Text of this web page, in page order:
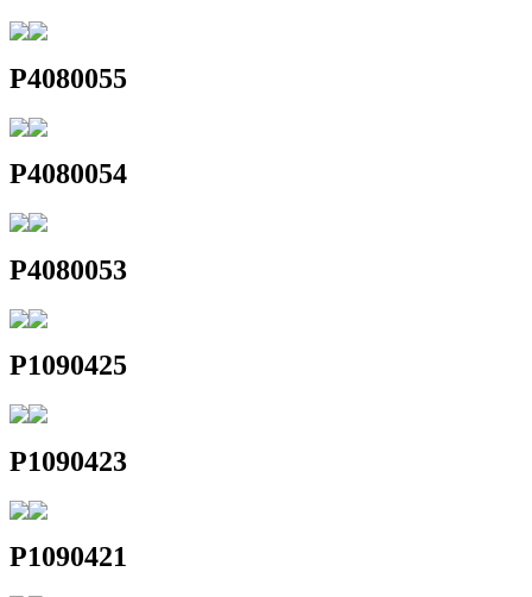
P4080055
P4080054
P4080053
P1090425
P1090423
P1090421